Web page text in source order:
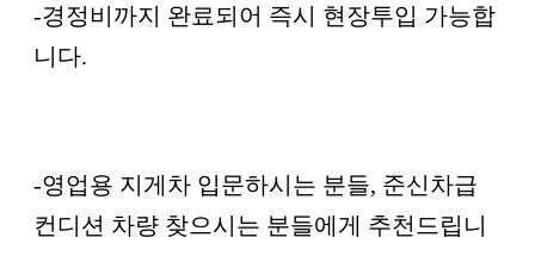
-경정비까지 완료되어 즉시 현장투입 가능합
니다.
-영업용 지게차 입문하시는 분들, 준신차급
컨디션 차량 찾으시는 분들에게 추천드립니